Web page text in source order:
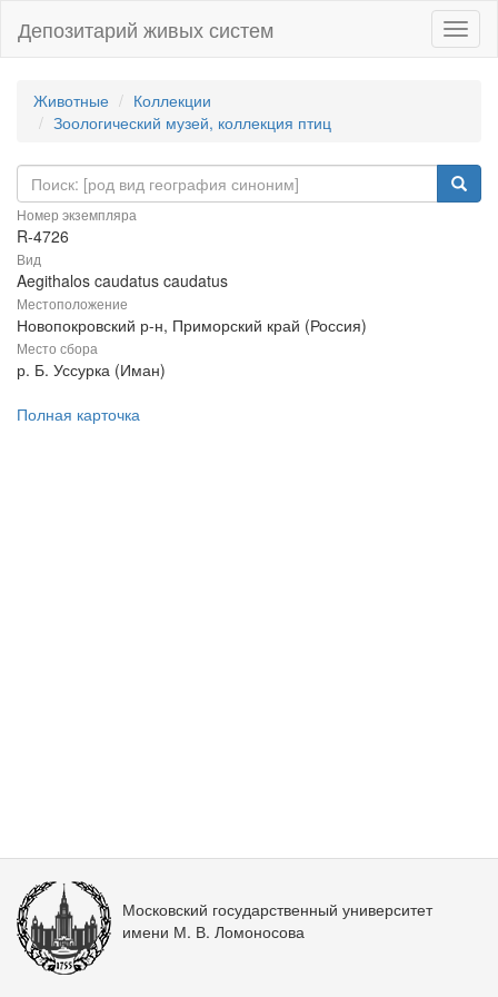
Депозитарий живых систем
Животные
Коллекции
Зоологический музей, коллекция птиц
Номер экземпляра
R-4726
Вид
Aegithalos caudatus caudatus
Местоположение
Новопокровский р-н, Приморский край (Россия)
Место сбора
р. Б. Уссурка (Иман)
Полная карточка
Московский государственный университет
имени М. В. Ломоносова